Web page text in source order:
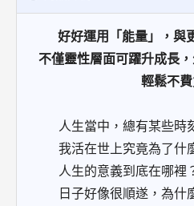
好好運用「能量」，與
不僅靈性層面可躍升成長
輕鬆不費
人生當中，總有某些時刻
我活在世上究竟為了什
人生的意義到底在哪裡
日子好像很順遂，為什